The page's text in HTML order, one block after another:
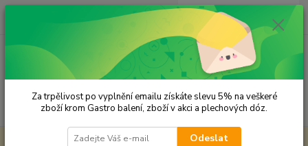
Menu
Hledat
ks
za 0,00 Kč
Papírové výřezy Znamení zvěrokruhu
Za trpělivost po vyplnění emailu získáte slevu 5% na veškeré
zboží krom Gastro balení, zboží v akci a plechových dóz.
Odeslat